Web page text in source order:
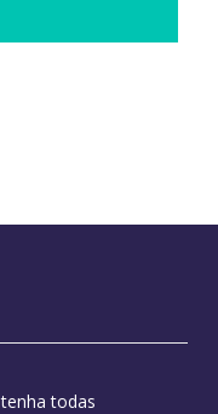
todas